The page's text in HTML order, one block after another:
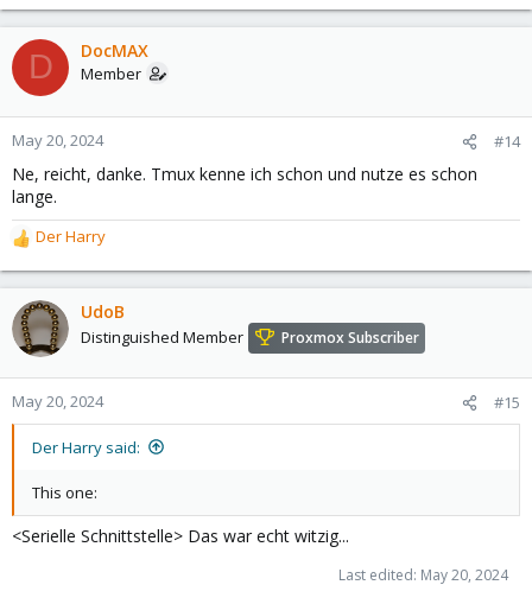
D DocMAX
Member
May 20, 2024 #14
Ne, reicht, danke. Tmux kenne ich schon und nutze es schon
lange.
R
e
a
c
t
o
n
Der Harry
UdoB
Distinguished Member Proxmox Subscriber
May 20, 2024 #15
Der Harry said:
This one:
<Serielle Schnittstelle> Das war echt witzig...
Last edited: May 20, 2024